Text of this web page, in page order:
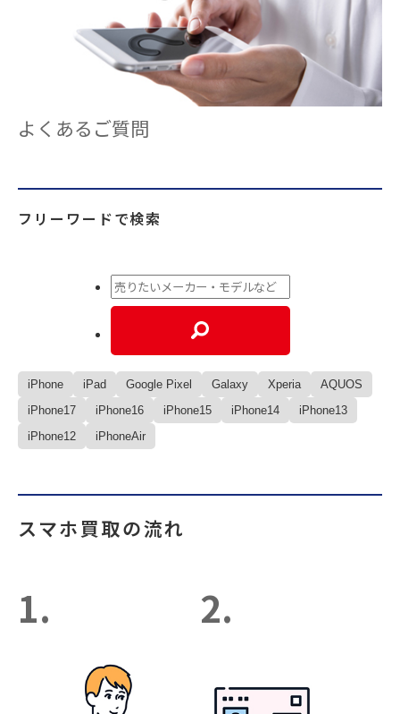
よくあるご質問
フリーワードで検索
iPhone iPad Google Pixel Galaxy Xperia
AQUOS
iPhone17
iPhone16 iPhone15 iPhone14
iPhone13
iPhone12
iPhoneAir
スマホ買取の流れ
1. 2.